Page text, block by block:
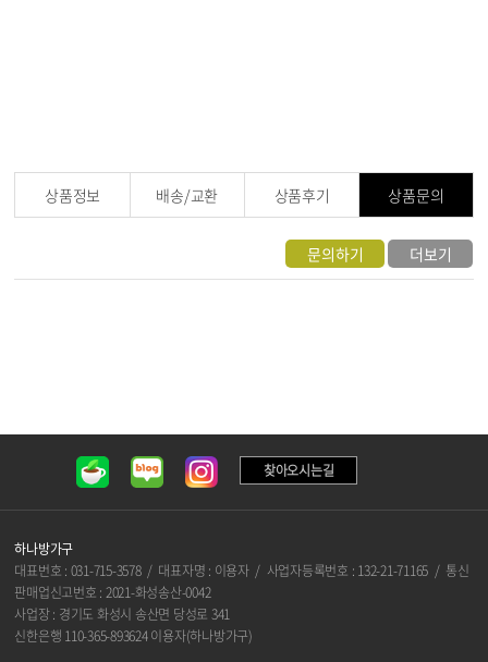
상품정보 배송/교환 상품후기 상품문의
문의하기 더보기
찾아오시는길
하나방가구
대표번호 : 031-715-3578 / 대표자명 : 이용자 / 사업자등록번호 : 132-21-71165 / 통신
판매업신고번호 : 2021-화성송산-0042
사업장 : 경기도 화성시 송산면 당성로 341
신한은행 110-365-893624 이용자(하나방가구)